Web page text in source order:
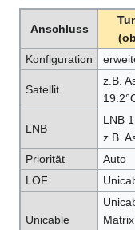
Anschluss
Konfiguration
Satellit
z.B.
LNB
LNB
z.B.
Priorität
Auto
LOF
Unicable